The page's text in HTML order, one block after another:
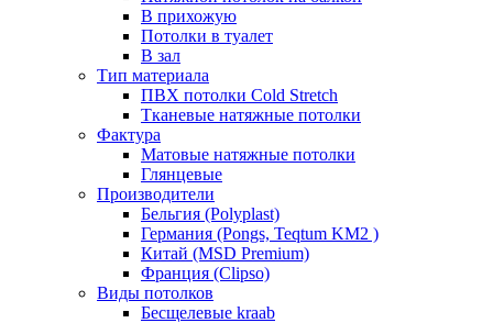
В прихожую
Потолки в туалет
В зал
Тип материала
ПВХ потолки Cold Stretch
Тканевые натяжные потолки
Фактура
Матовые натяжные потолки
Глянцевые
Производители
Бельгия (Polyplast)
Германия (Pongs, Teqtum KM2 )
Китай (MSD Premium)
Франция (Clipso)
Виды потолков
Бесщелевые kraab